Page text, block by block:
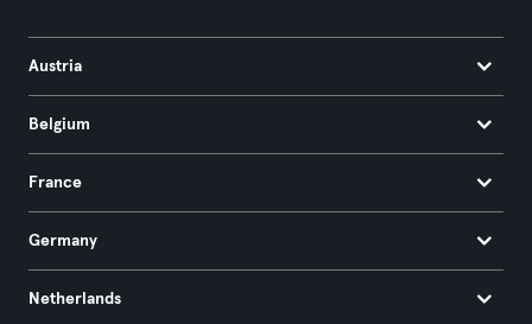
Austria
Belgium
France
Germany
Netherlands